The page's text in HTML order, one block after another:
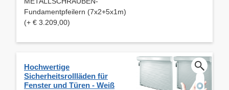
Fundamentpfeilern (7x2+5x1m)
(+ € 3.209,00)
Hochwertige
Sicherheitsrollläden für
Fenster und Türen - Weiß